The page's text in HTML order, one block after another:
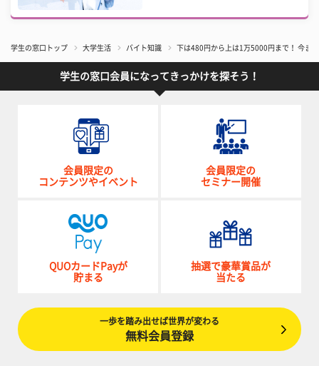
学生の窓口トップ 大学生活 バイト知識 下は480円から上は1万5000円まで！ 今ま
学生の窓口会員になってきっかけを探そう！
会員限定の
コンテンツやイベント
会員限定の
セミナー開催
QUOカードPayが
貯まる
抽選で豪華賞品が
当たる
一歩を踏み出せば世界が変わる
無料会員登録